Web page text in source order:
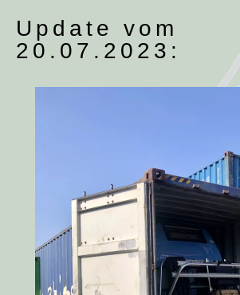
Update vom
20.07.2023: